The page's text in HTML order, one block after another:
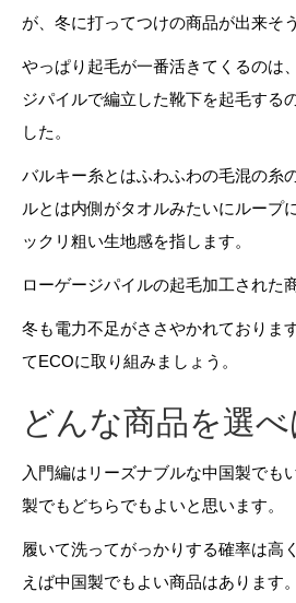
が、冬に打ってつけの商品が出来そ
やっぱり起毛が一番活きてくるのは
ジパイルで編立した靴下を起毛する
した。
バルキー糸とはふわふわの毛混の糸
ルとは内側がタオルみたいにループ
ックリ粗い生地感を指します。
ローゲージパイルの起毛加工された
冬も電力不足がささやかれておりま
てECOに取り組みましょう。
どんな商品を選
入門編はリーズナブルな中国製でも
製でもどちらでもよいと思います。
履いて洗ってがっかりする確率は高
えば中国製でもよい商品はあります。